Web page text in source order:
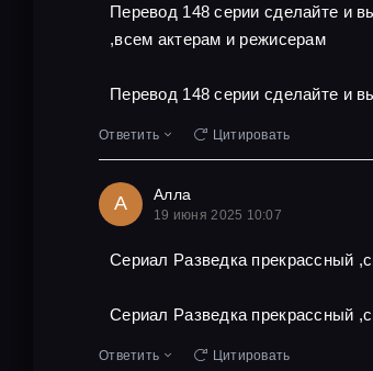
Перевод 148 серии сделайте и
,всем актерам и режисерам
Перевод 148 серии сделайте и
Ответить Цитировать
А Алла
19 июня 2025 10:07
Сериал Разведка прекрассный
Сериал Разведка прекрассный
Ответить Цитировать